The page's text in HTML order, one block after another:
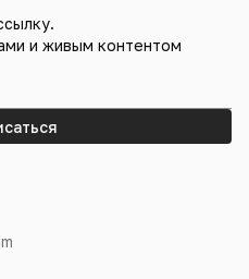
и живым контентом